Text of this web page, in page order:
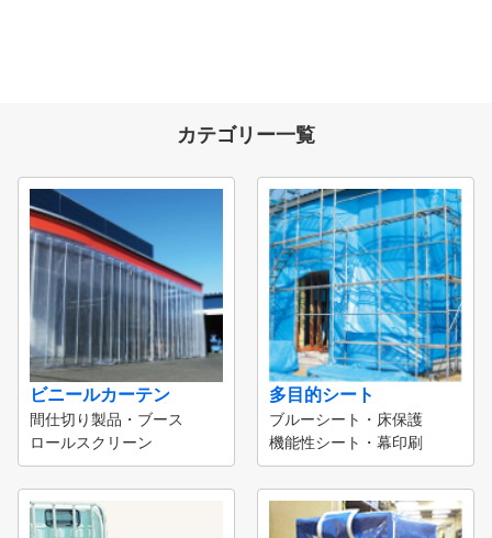
カテゴリー一覧
ビニールカーテン
間仕切り製品・ブース
ロールスクリーン
多目的シート
ブルーシート・床保護
機能性シート・幕印刷